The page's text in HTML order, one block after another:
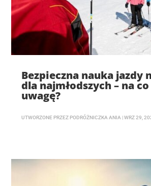
Bezpieczna nauka jazdy
dla najmłodszych – na
uwagę?
UTWORZONE PRZEZ PODRÓŻNICZKA ANIA |WRZ 29,